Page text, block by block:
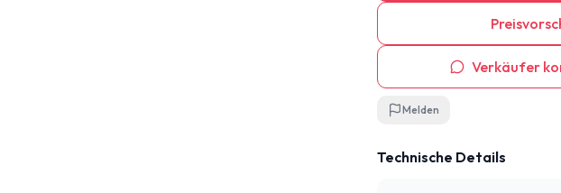
Verkäufer
Melden
Technische Details